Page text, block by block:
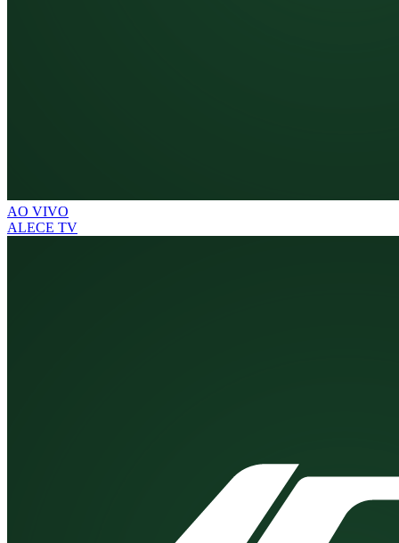
AO VIVO
ALECE TV